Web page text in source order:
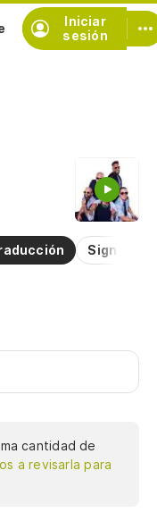
Iniciar
sesión
cantidad de
a revisarla para